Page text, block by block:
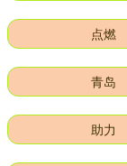
点燃
青岛
助力